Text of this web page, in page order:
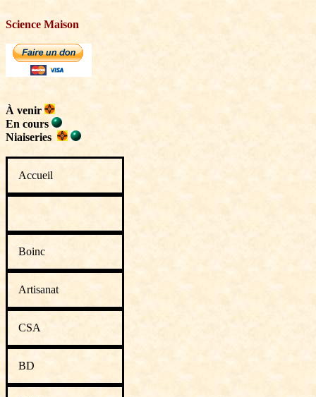
Science Maison
À venir
En cours
Niaiseries
Accueil
Boinc
Artisanat
CSA
BD